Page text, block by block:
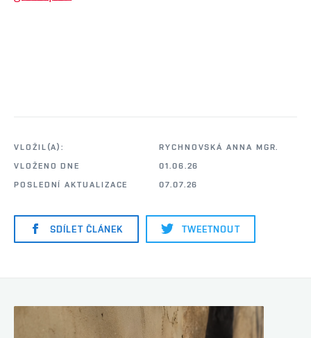
VLOŽIL(A):
RYCHNOVSKÁ ANNA MGR.
VLOŽENO DNE
01.06.26
POSLEDNÍ AKTUALIZACE
07.07.26
SDÍLET ČLÁNEK TWEETNOUT